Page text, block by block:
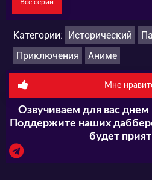
Все серии
Категории: Исторический
Приключения
Аниме
Мне
Озвучиваем для вас
Поддержите наших
будет